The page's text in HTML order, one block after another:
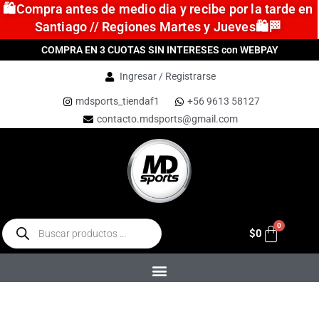
🛍️Compra antes de medio dia y recibe por la tarde en
Santiago // Regiones Martes y Jueves🛍️🏁
COMPRA EN 3 CUOTAS SIN INTERESES con WEBPAY
Ingresar / Registrarse
mdsports_tiendaf1
+56 9613 58127
contacto.mdsports@gmail.com
$0